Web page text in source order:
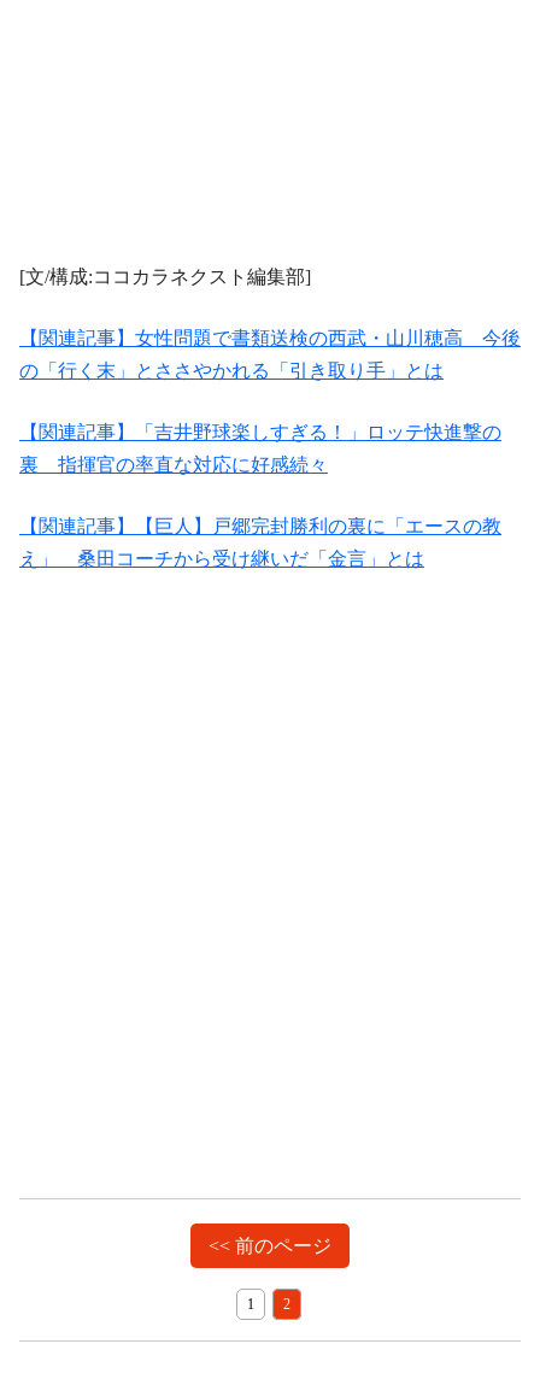
[文/構成:ココカラネクスト編集部]
【関連記事】女性問題で書類送検の西武・山川穂高 今後
の「行く末」とささやかれる「引き取り手」とは
【関連記事】「吉井野球楽しすぎる！」ロッテ快進撃の
裏 指揮官の率直な対応に好感続々
【関連記事】【巨人】戸郷完封勝利の裏に「エースの教
え」 桑田コーチから受け継いだ「金言」とは
<< 前のページ
1 2